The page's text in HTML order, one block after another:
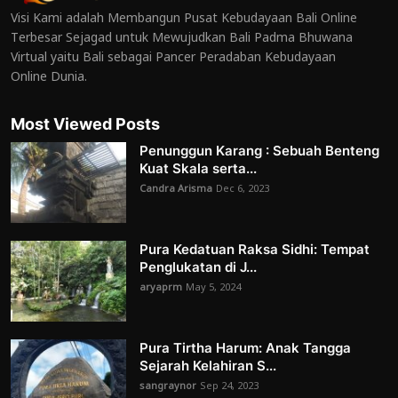
Visi Kami adalah Membangun Pusat Kebudayaan Bali Online
Terbesar Sejagad untuk Mewujudkan Bali Padma Bhuwana
Virtual yaitu Bali sebagai Pancer Peradaban Kebudayaan
Online Dunia.
Most Viewed Posts
Penunggun Karang : Sebuah Benteng
Kuat Skala serta...
Candra Arisma Dec 6, 2023
Pura Kedatuan Raksa Sidhi: Tempat
Penglukatan di J...
aryaprm May 5, 2024
Pura Tirtha Harum: Anak Tangga
Sejarah Kelahiran S...
sangraynor Sep 24, 2023